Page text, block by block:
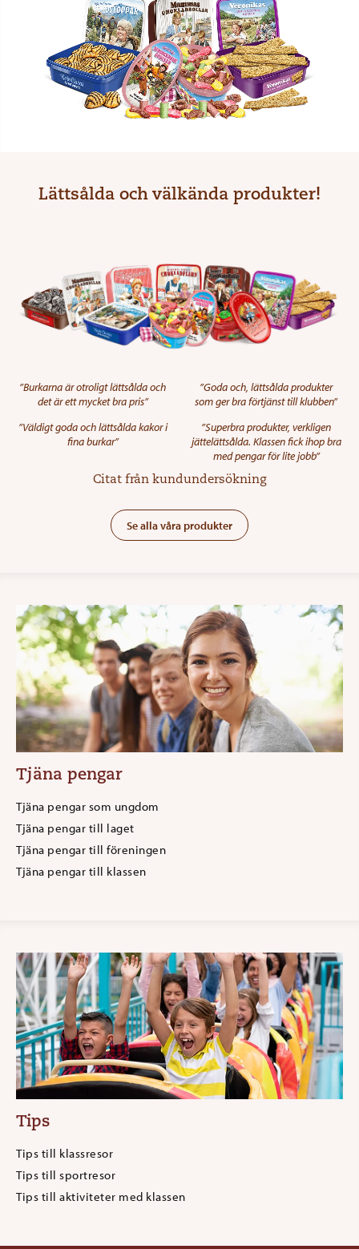
Lättsålda och välkända produkter!
”Burkarna är otroligt lättsålda och
det är ett mycket bra pris”
”Goda och, lättsålda produkter
som ger bra förtjänst till klubben”
”Väldigt goda och lättsålda kakor i
fina burkar”
”Superbra produkter, verkligen
jättelättsålda. Klassen fick ihop bra
med pengar för lite jobb”
Citat från kundundersökning
Se alla våra produkter
Tjäna pengar
Tjäna pengar som ungdom
Tjäna pengar till laget
Tjäna pengar till föreningen
Tjäna pengar till klassen
Tips
Tips till klassresor
Tips till sportresor
Tips till aktiviteter med klassen